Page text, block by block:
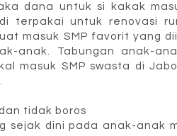
dana untuk si kakak
terpakai untuk renovasi
masuk SMP favorit yang
anak. Tabungan anak-
masuk SMP swasta di
tidak boros
sejak dini pada anak-anak